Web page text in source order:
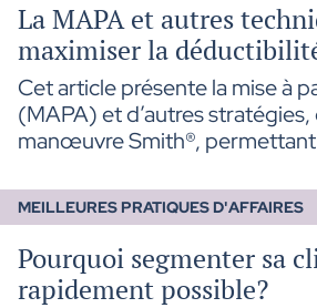
La MAPA et autres
maximiser la
Cet article présente la mise à
(MAPA) et d’autres stratégies,
manœuvre Smith®,
dettes dont les intérêts sont
expose les principes, les
d’application ainsi que les
fiscaux, financiers et juridiques
MEILLEURES PRATIQUES D'AFFAIRES
Pourquoi segmenter sa
rapidement possible?